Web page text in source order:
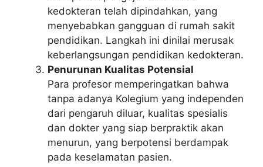
kedokteran telah dipindahkan, yang
menyebabkan gangguan di rumah sakit
pendidikan. Langkah ini dinilai merusak
keberlangsungan pendidikan kedokteran.
Penurunan Kualitas Potensial
Para profesor memperingatkan bahwa
tanpa adanya Kolegium yang independen
dari pengaruh diluar, kualitas spesialis
dan dokter yang siap berpraktik akan
menurun, yang berpotensi berdampak
pada keselamatan pasien.